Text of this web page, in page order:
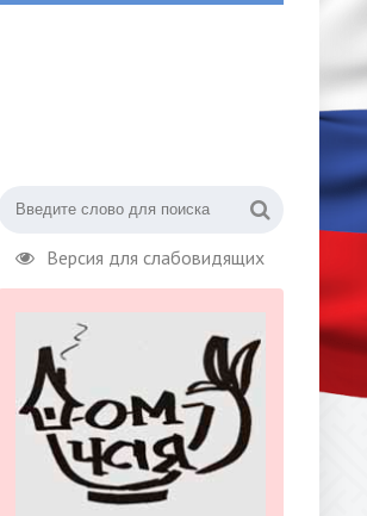
Версия для слабовидящих